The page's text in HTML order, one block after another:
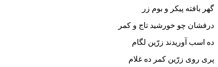
گهر بافته پیکر و بوم زر
درفشان چو خورشید تاج و کمر
ده اسب آوریدند زرّین لگام
پرى روى زرّین کمر ده غلام‏